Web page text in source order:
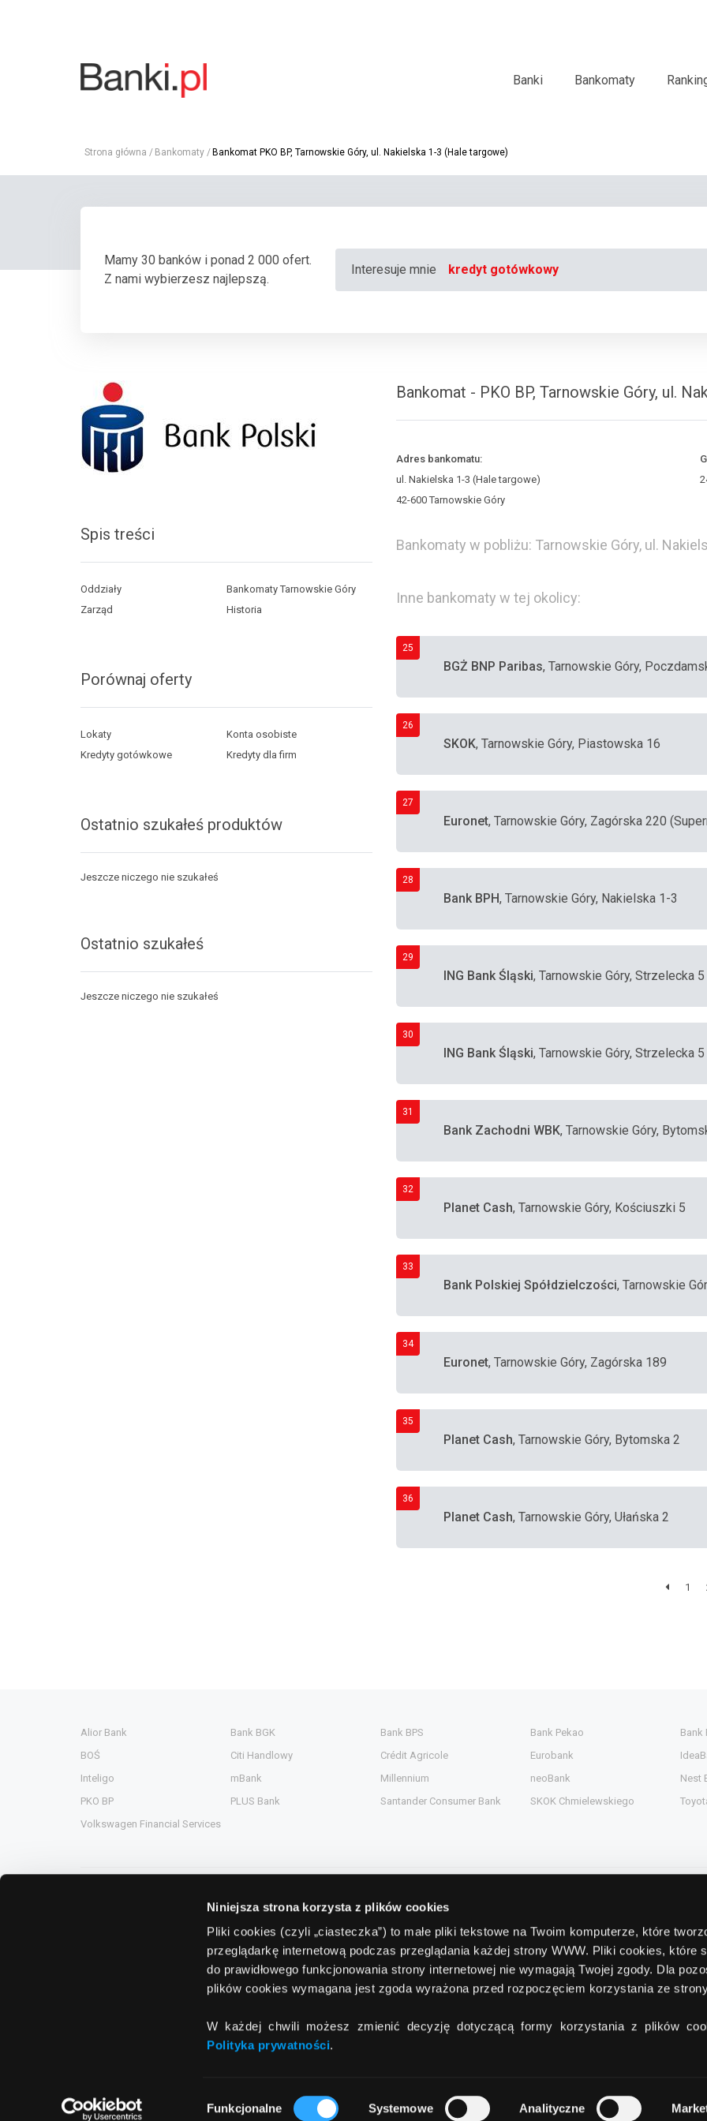
Niniejsza strona korzysta z plików cookies
Pliki cookies (czyli „ciasteczka”) to małe pliki tekstowe na Twoim komputerze, które
przeglądarkę internetową podczas przeglądania każdej strony WWW. Pliki cookies, które
do prawidłowego funkcjonowania strony internetowej nie wymagają Twojej zgody. Dla
plików cookies wymagana jest zgoda wyrażona przed rozpoczęciem korzystania ze
W każdej chwili możesz zmienić decyzję dotyczącą formy korzystania z plików
Polityka prywatności.
zgody
Funkcjonalne Systemowe Analityczne
Banki Bankomaty
Strona główna Bankomaty Bankomat PKO BP, Tarnowskie Góry, ul. Nakielska 1-3 (Hale targowe)
Mamy 30 banków i ponad 2 000 ofert.
Z nami wybierzesz najlepszą.
Interesuje mnie kredyt gotówkowy
Spis treści
Oddziały
Bankomaty Tarnowskie Góry
Zarząd
Historia
Porównaj oferty
Lokaty
Konta osobiste
Kredyty gotówkowe
Kredyty dla firm
Ostatnio szukałeś produktów
Jeszcze niczego nie szukałeś
Ostatnio szukałeś
Jeszcze niczego nie szukałeś
Bankomat - PKO BP, Tarnowskie Góry, ul.
Adres bankomatu:
ul. Nakielska 1-3 (Hale targowe)
42-600 Tarnowskie Góry
Bankomaty w pobliżu: Tarnowskie Góry, ul.
Inne bankomaty w tej okolicy:
25
BGŻ BNP Paribas, Tarnowskie Góry,
26
SKOK, Tarnowskie Góry, Piastowska 16
27
Euronet, Tarnowskie Góry, Zagórska 220
28
Bank BPH, Tarnowskie Góry, Nakielska 1-3
29
ING Bank Śląski, Tarnowskie Góry, Strzelecka 5
30
ING Bank Śląski, Tarnowskie Góry, Strzelecka 5
31
Bank Zachodni WBK, Tarnowskie Góry,
32
Planet Cash, Tarnowskie Góry, Kościuszki 5
33
Bank Polskiej Spółdzielczości, Tarnowskie
34
Euronet, Tarnowskie Góry, Zagórska 189
35
Planet Cash, Tarnowskie Góry, Bytomska 2
36
Planet Cash, Tarnowskie Góry, Ułańska 2
1
Alior Bank Bank BGK Bank BPS Bank Pekao Bank
BOŚ
Citi Handlowy Crédit Agricole Eurobank
Inteligo
mBank Millennium neoBank Nest
PKO BP
PLUS Bank Santander Consumer Bank SKOK Chmielewskiego
Volkswagen Financial Services
ComperiaAgent.pl
ComperiaLead.pl
Comperia.pl S.A.
ul. Konstruktorska 13
(wejście C)
tel./fax:+48 22 642 91 19